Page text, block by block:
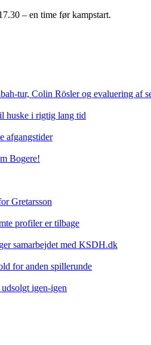
– en time før kampstart.
tur, Colin Rösler og evaluering af
huske i rigtig lang tid
afgangstider
Bogere!
Gretarsson
profiler er tilbage
samarbejdet med KSDH.dk
for anden spillerunde
igen-igen